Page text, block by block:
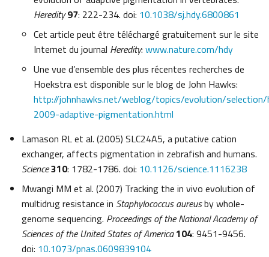
Heredity 97: 222-234. doi: 10.1038/sj.hdy.6800861
Cet article peut être téléchargé gratuitement sur le site
Internet du journal Heredity: www.nature.com/hdy
Une vue d’ensemble des plus récentes recherches de
Hoekstra est disponible sur le blog de John Hawks:
http://johnhawks.net/weblog/topics/evolution/
2009-adaptive-pigmentation.html
Lamason RL et al. (2005) SLC24A5, a putative cation
exchanger, affects pigmentation in zebrafish and humans.
Science310: 1782-1786. doi: 10.1126/science.1116238
Mwangi MM et al. (2007) Tracking the in vivo evolution of
multidrug resistance in Staphylococcus aureusby whole-
genome sequencing. Proceedings of the National Academy of
Sciences of the United States of America104: 9451-9456.
doi: 10.1073/pnas.0609839104